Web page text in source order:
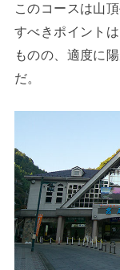
このコースは山
すべきポイント
ものの、適度に
だ。